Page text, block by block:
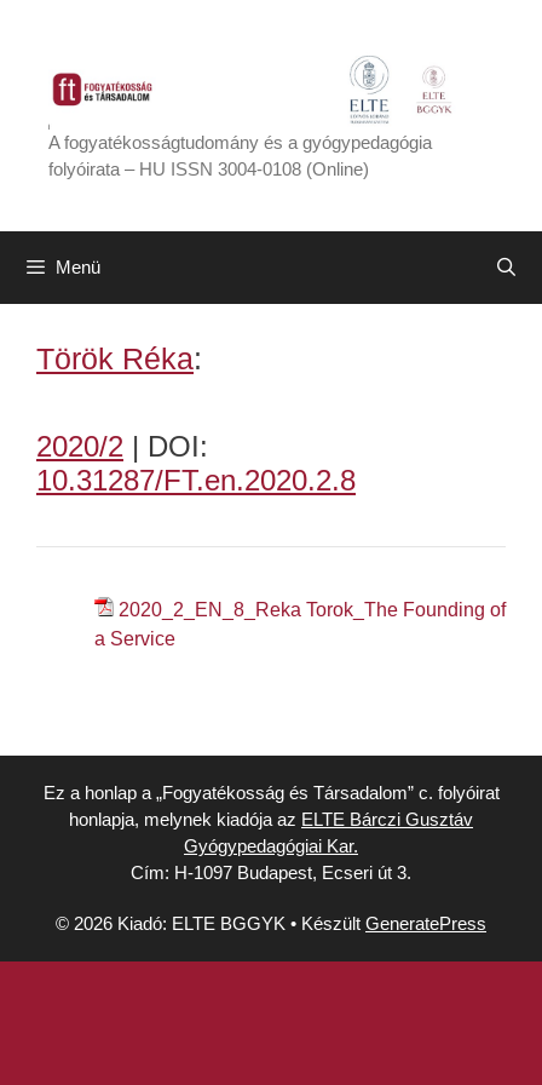
tartalomba
A fogyatékosságtudomány és a gyógypedagógia
folyóirata – HU ISSN 3004-0108 (Online)
Menü
Török Réka:
2020/2 | DOI:
10.31287/FT.en.2020.2.8
2020_2_EN_8_Reka Torok_The Founding of
a Service
Ez a honlap a „Fogyatékosság és Társadalom” c. folyóirat
honlapja, melynek kiadója az ELTE Bárczi Gusztáv
Gyógypedagógiai Kar.
Cím: H-1097 Budapest, Ecseri út 3.
© 2026 Kiadó: ELTE BGGYK • Készült GeneratePress